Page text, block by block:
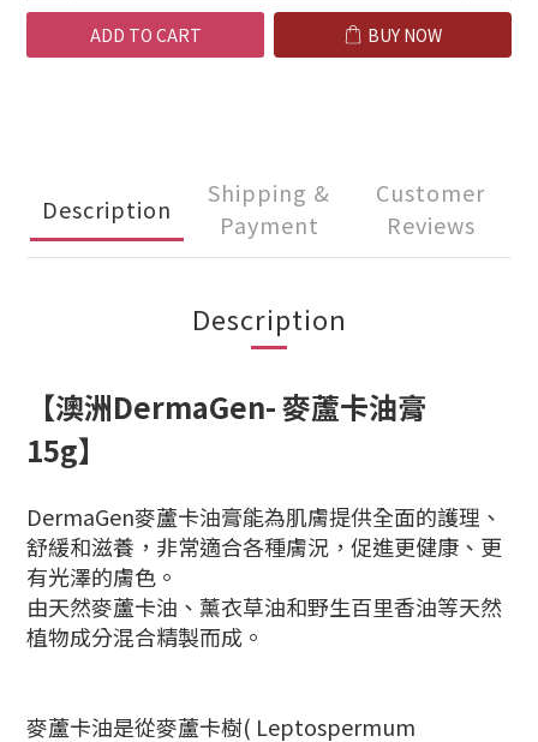
ADD TO CART BUY NOW
Description
Shipping &
Payment
Customer
Reviews
Description
【澳洲DermaGen- 麥蘆卡油膏
15g】
DermaGen麥蘆卡油膏能為肌膚提供全面的護理、
舒緩和滋養，非常適合各種膚況，促進更健康、更
有光澤的膚色。
由天然麥蘆卡油、薰衣草油和野生百里香油等天然
植物成分混合精製而成。
麥蘆卡油是從麥蘆卡樹( Leptospermum